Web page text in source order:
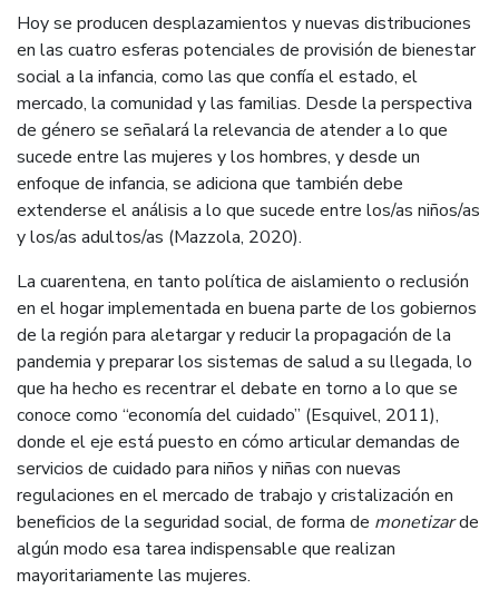
Hoy se producen desplazamientos y nuevas distribuciones
en las cuatro esferas potenciales de provisión de bienestar
social a la infancia, como las que confía el estado, el
mercado, la comunidad y las familias. Desde la perspectiva
de género se señalará la relevancia de atender a lo que
sucede entre las mujeres y los hombres, y desde un
enfoque de infancia, se adiciona que también debe
extenderse el análisis a lo que sucede entre los/as niños/as
y los/as adultos/as (Mazzola, 2020).
La cuarentena, en tanto política de aislamiento o reclusión
en el hogar implementada en buena parte de los gobiernos
de la región para aletargar y reducir la propagación de la
pandemia y preparar los sistemas de salud a su llegada, lo
que ha hecho es recentrar el debate en torno a lo que se
conoce como “economía del cuidado” (Esquivel, 2011),
donde el eje está puesto en cómo articular demandas de
servicios de cuidado para niños y niñas con nuevas
regulaciones en el mercado de trabajo y cristalización en
beneficios de la seguridad social, de forma de monetizarde
algún modo esa tarea indispensable que realizan
mayoritariamente las mujeres.